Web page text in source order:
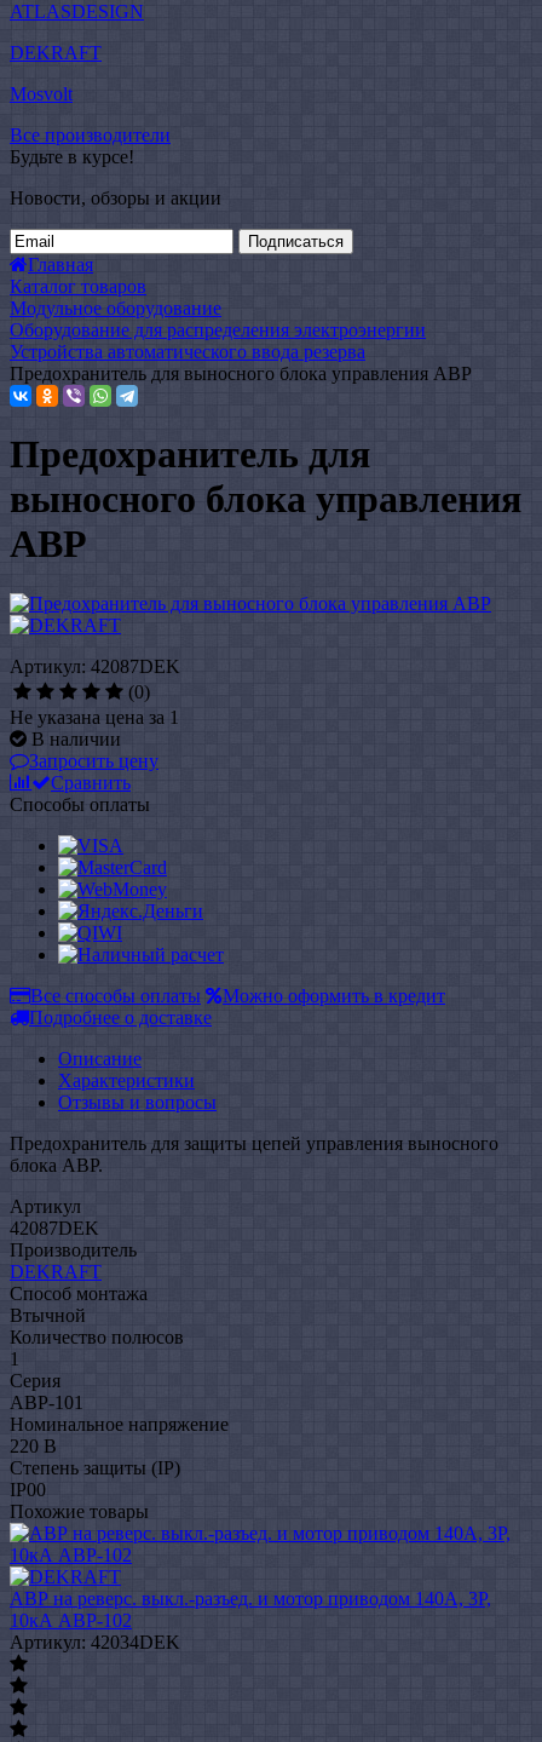
ATLASDESIGN
DEKRAFT
Mosvolt
Все производители
Будьте в курсе!
Новости, обзоры и акции
Подписаться
Главная
Каталог товаров
Модульное оборудование
Оборудование для распределения электроэнергии
Устройства автоматического ввода резерва
Предохранитель для выносного блока управления АВР
Предохранитель для
выносного блока управления
АВР
Артикул: 42087DEK
(0)
Не указана цена за 1
В наличии
Запросить цену
Сравнить
Способы оплаты
Все способы оплаты
Можно оформить в кредит
Подробнее о доставке
Описание
Характеристики
Отзывы и вопросы
Предохранитель для защиты цепей управления выносного
блока АВР.
Артикул
42087DEK
Производитель
DEKRAFT
Способ монтажа
Втычной
Количество полюсов
1
Серия
АВР-101
Номинальное напряжение
220 В
Степень защиты (IP)
IP00
Похожие товары
АВР на реверс. выкл.-разъед. и мотор приводом 140A, 3P,
10кА АВР-102
Артикул: 42034DEK